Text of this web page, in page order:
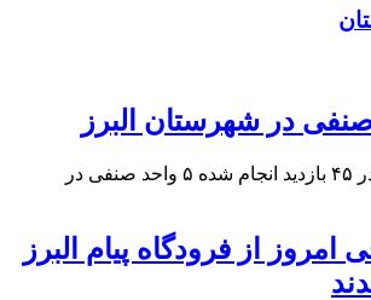
محمد نصیری گفت: در ۴۵ بازدید انجام شده ۵ واحد صنفی در
از فرودگاه پیام البرز